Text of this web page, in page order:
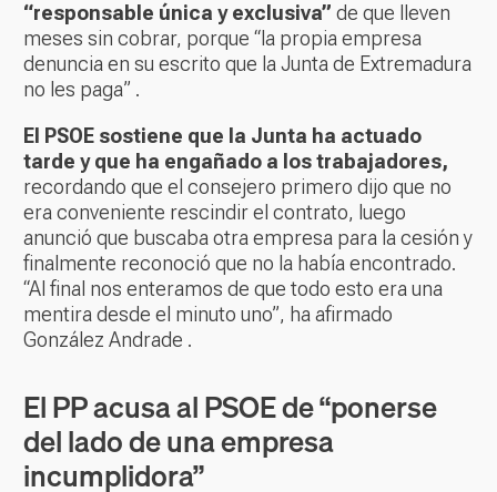
“responsable única y exclusiva” de que lleven
meses sin cobrar, porque “la propia empresa
denuncia en su escrito que la Junta de Extremadura
no les paga” .
El PSOE sostiene que la Junta ha actuado
tarde y que ha engañado a los trabajadores,
recordando que el consejero primero dijo que no
era conveniente rescindir el contrato, luego
anunció que buscaba otra empresa para la cesión y
finalmente reconoció que no la había encontrado.
“Al final nos enteramos de que todo esto era una
mentira desde el minuto uno”, ha afirmado
González Andrade .
El PP acusa al PSOE de “ponerse
del lado de una empresa
incumplidora”